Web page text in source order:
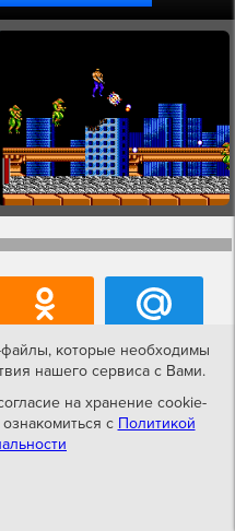
игры
миры)
которые необходимы
нашего сервиса с Вами.
на хранение cookie-
с Политикой